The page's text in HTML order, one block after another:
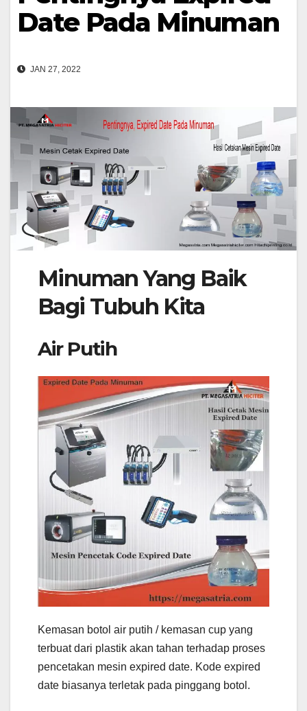
Date Pada Minuman
JAN 27, 2022
Minuman Yang Baik
Bagi Tubuh Kita
Air Putih
Kemasan botol air putih / kemasan cup yang
terbuat dari plastik akan tahan terhadap proses
pencetakan mesin expired date. Kode expired
date biasanya terletak pada pinggang botol.